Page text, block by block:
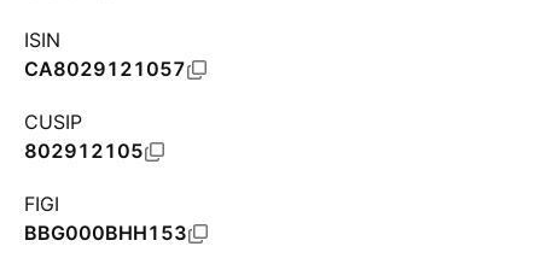
ISIN
CA8029121057
CUSIP
802912105
FIGI
BBG000BHH153